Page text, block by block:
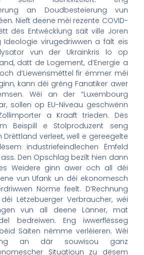
an Doudbesteierung vun
Nieft deene méi rezente COVID-
dës Entwécklung säit ville Joren
virugedriwwen a fält eis
vun der Ukrainkris lo op
datt de Logement, d’Energie a
d’Liewensmëttel fir ëmmer méi
kann déi gréng Fanatiker awer
Wéi an der “Luxembourg
sollen op EU-Niveau geschwënn
a Kraaft trieden. Dës
Beispill e Stolproduzent seng
Drëttland verleet, well e gereegelte
industriefeindlechen Ëmfeld
Den Opschlag bezilt hien dann
Weidere ginn awer och all déi
vun Ufank un déi ekonomesch
Norme feelt. D’Rechnung
Lëtzebuerger Verbraucher, wéi
vun all deene Länner, mat
bedreiwen. Eng iwwerflësseg
Säiten nëmme verléieren. Wéi
an där souwisou ganz
Situatioun zu dësem